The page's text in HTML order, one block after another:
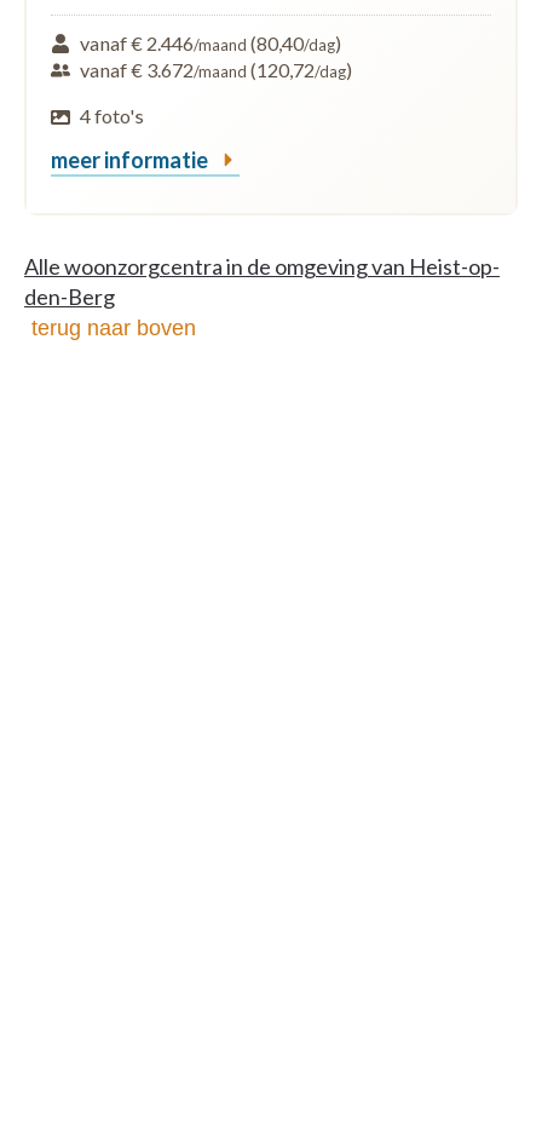
vanaf € 2.446/maand (80,40/dag)
vanaf € 3.672/maand (120,72/dag)
4 foto's
meer informatie
Alle woonzorgcentra in de omgeving van Heist-op-
den-Berg
terug naar boven